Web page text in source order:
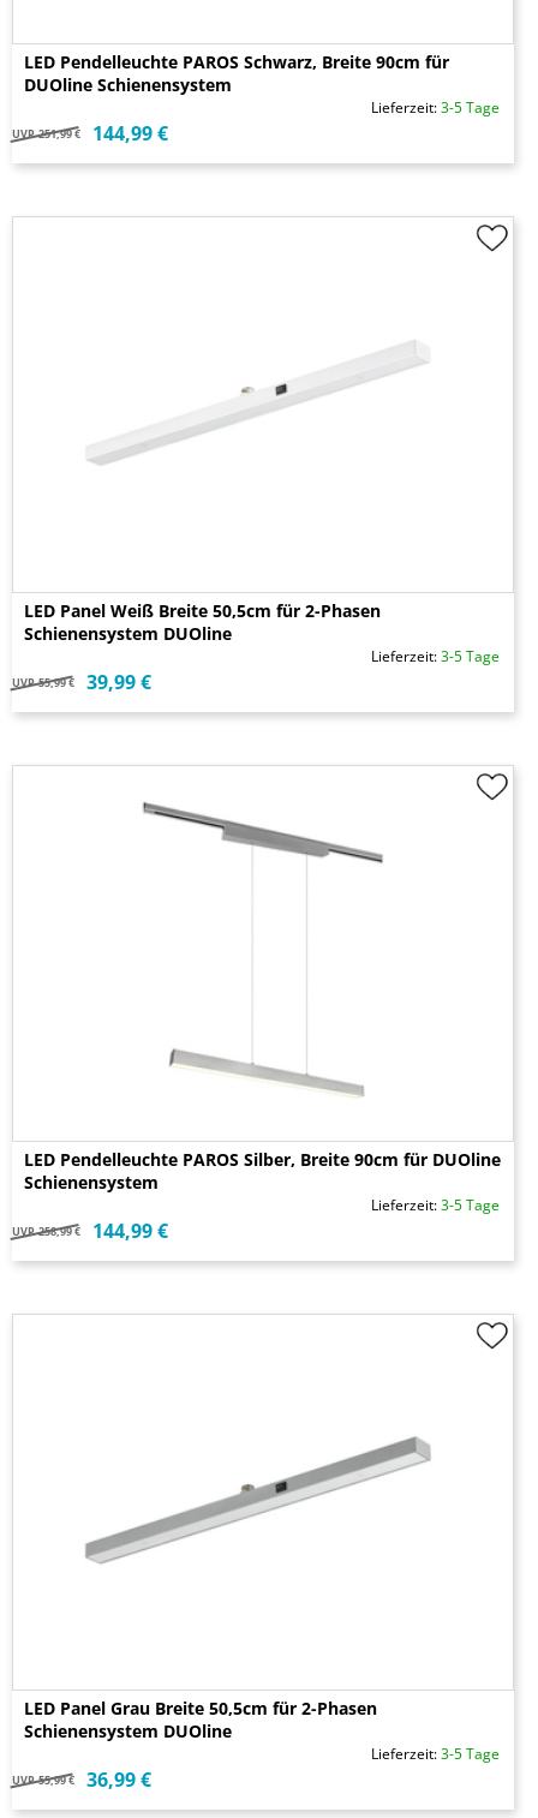
LED Pendelleuchte PAROS Schwarz, Breite 90cm für
DUOline Schienensystem
Lieferzeit:3-5 Tage
UVP 251,99 € 144,99 €
LED Panel Weiß Breite 50,5cm für 2-Phasen
Schienensystem DUOline
Lieferzeit:3-5 Tage
UVP 55,99 € 39,99 €
LED Pendelleuchte PAROS Silber, Breite 90cm für DUOline
Schienensystem
Lieferzeit:3-5 Tage
UVP 258,99 € 144,99 €
LED Panel Grau Breite 50,5cm für 2-Phasen
Schienensystem DUOline
Lieferzeit:3-5 Tage
UVP 55,99 € 36,99 €